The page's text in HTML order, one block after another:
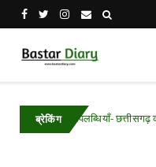
ब्रेकिंग
उपलब्धियाँ- छत्तीसगढ़ का श्रमिक